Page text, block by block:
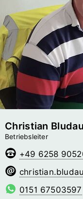
Christian Bludau
Betriebsleiter
+49 6258
0151 67503597